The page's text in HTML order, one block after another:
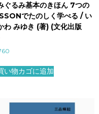
ぐるみ基本のきほん 7つの
でたのしく学べる / い
わ みゆき (著) (文化出版
い物カゴに追加